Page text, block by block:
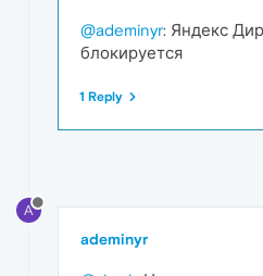
@ademinyr: Яндекс
блокируется
1 Reply
A
ademinyr